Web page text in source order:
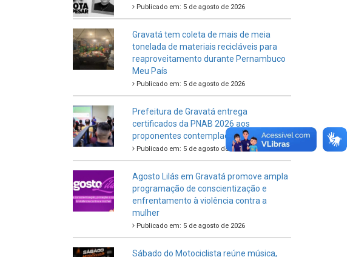
Publicado em: 5 de agosto de 2026
Gravatá tem coleta de mais de meia
tonelada de materiais recicláveis para
reaproveitamento durante Pernambuco
Meu País
Publicado em: 5 de agosto de 2026
Prefeitura de Gravatá entrega
certificados da PNAB 2026 aos
proponentes contemplados no Ciclo 2
Publicado em: 5 de agosto de 2026
Agosto Lilás em Gravatá promove ampla
programação de conscientização e
enfrentamento à violência contra a
mulher
Publicado em: 5 de agosto de 2026
Sábado do Motociclista reúne música,